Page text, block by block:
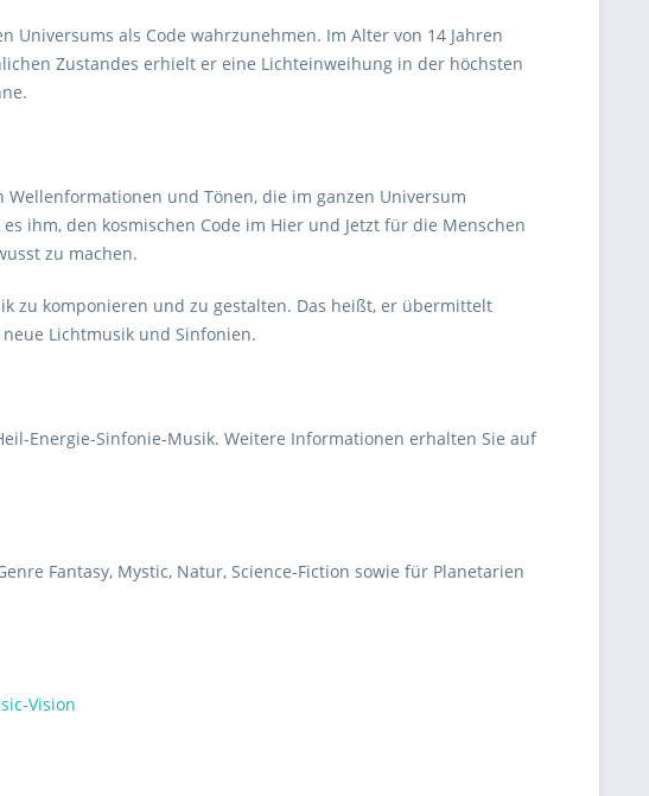
Universums als Code wahrzunehmen. Im Alter von 14 Jahren
Zustandes erhielt er eine Lichteinweihung in der höchsten
und Tönen, die im ganzen Universum
ihm, den kosmischen Code im Hier und Jetzt für die Menschen
zu machen.
zu komponieren und zu gestalten. Das heißt, er übermittelt
Lichtmusik und Sinfonien.
Energie-Sinfonie-Musik. Weitere Informationen erhalten Sie auf
Fantasy, Mystic, Natur, Science-Fiction sowie für Planetarien
Vision